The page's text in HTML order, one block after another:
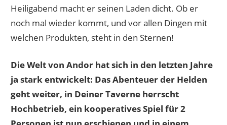
Heiligabend macht er seinen Laden dicht. Ob er
noch mal wieder kommt, und vor allen Dingen mit
welchen Produkten, steht in den Sternen!
Die Welt von Andor hat sich in den letzten Jahre
ja stark entwickelt: Das Abenteuer der Helden
geht weiter, in Deiner Taverne herrscht
Hochbetrieb, ein kooperatives Spiel für 2